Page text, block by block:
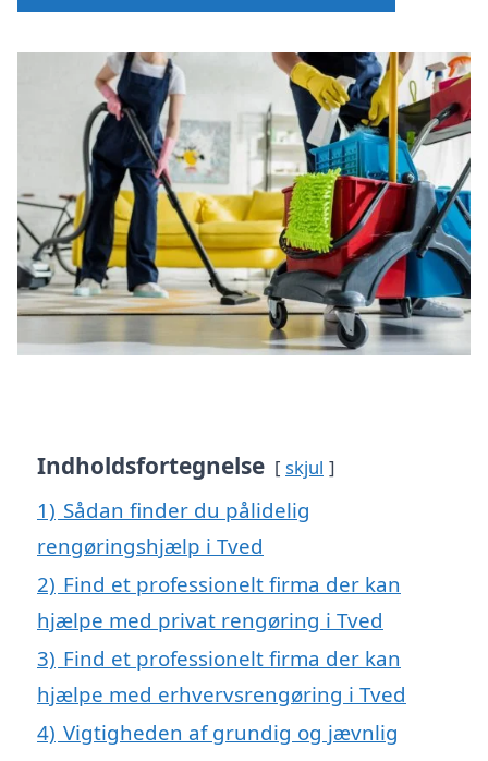
Indholdsfortegnelse skjul
1) Sådan finder du pålidelig
rengøringshjælp i Tved
2) Find et professionelt firma der kan
hjælpe med privat rengøring i Tved
3) Find et professionelt firma der kan
hjælpe med erhvervsrengøring i Tved
4) Vigtigheden af grundig og jævnlig